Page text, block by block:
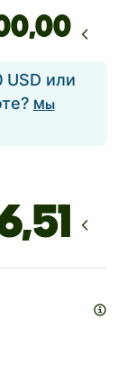
,00
USD или
Мы